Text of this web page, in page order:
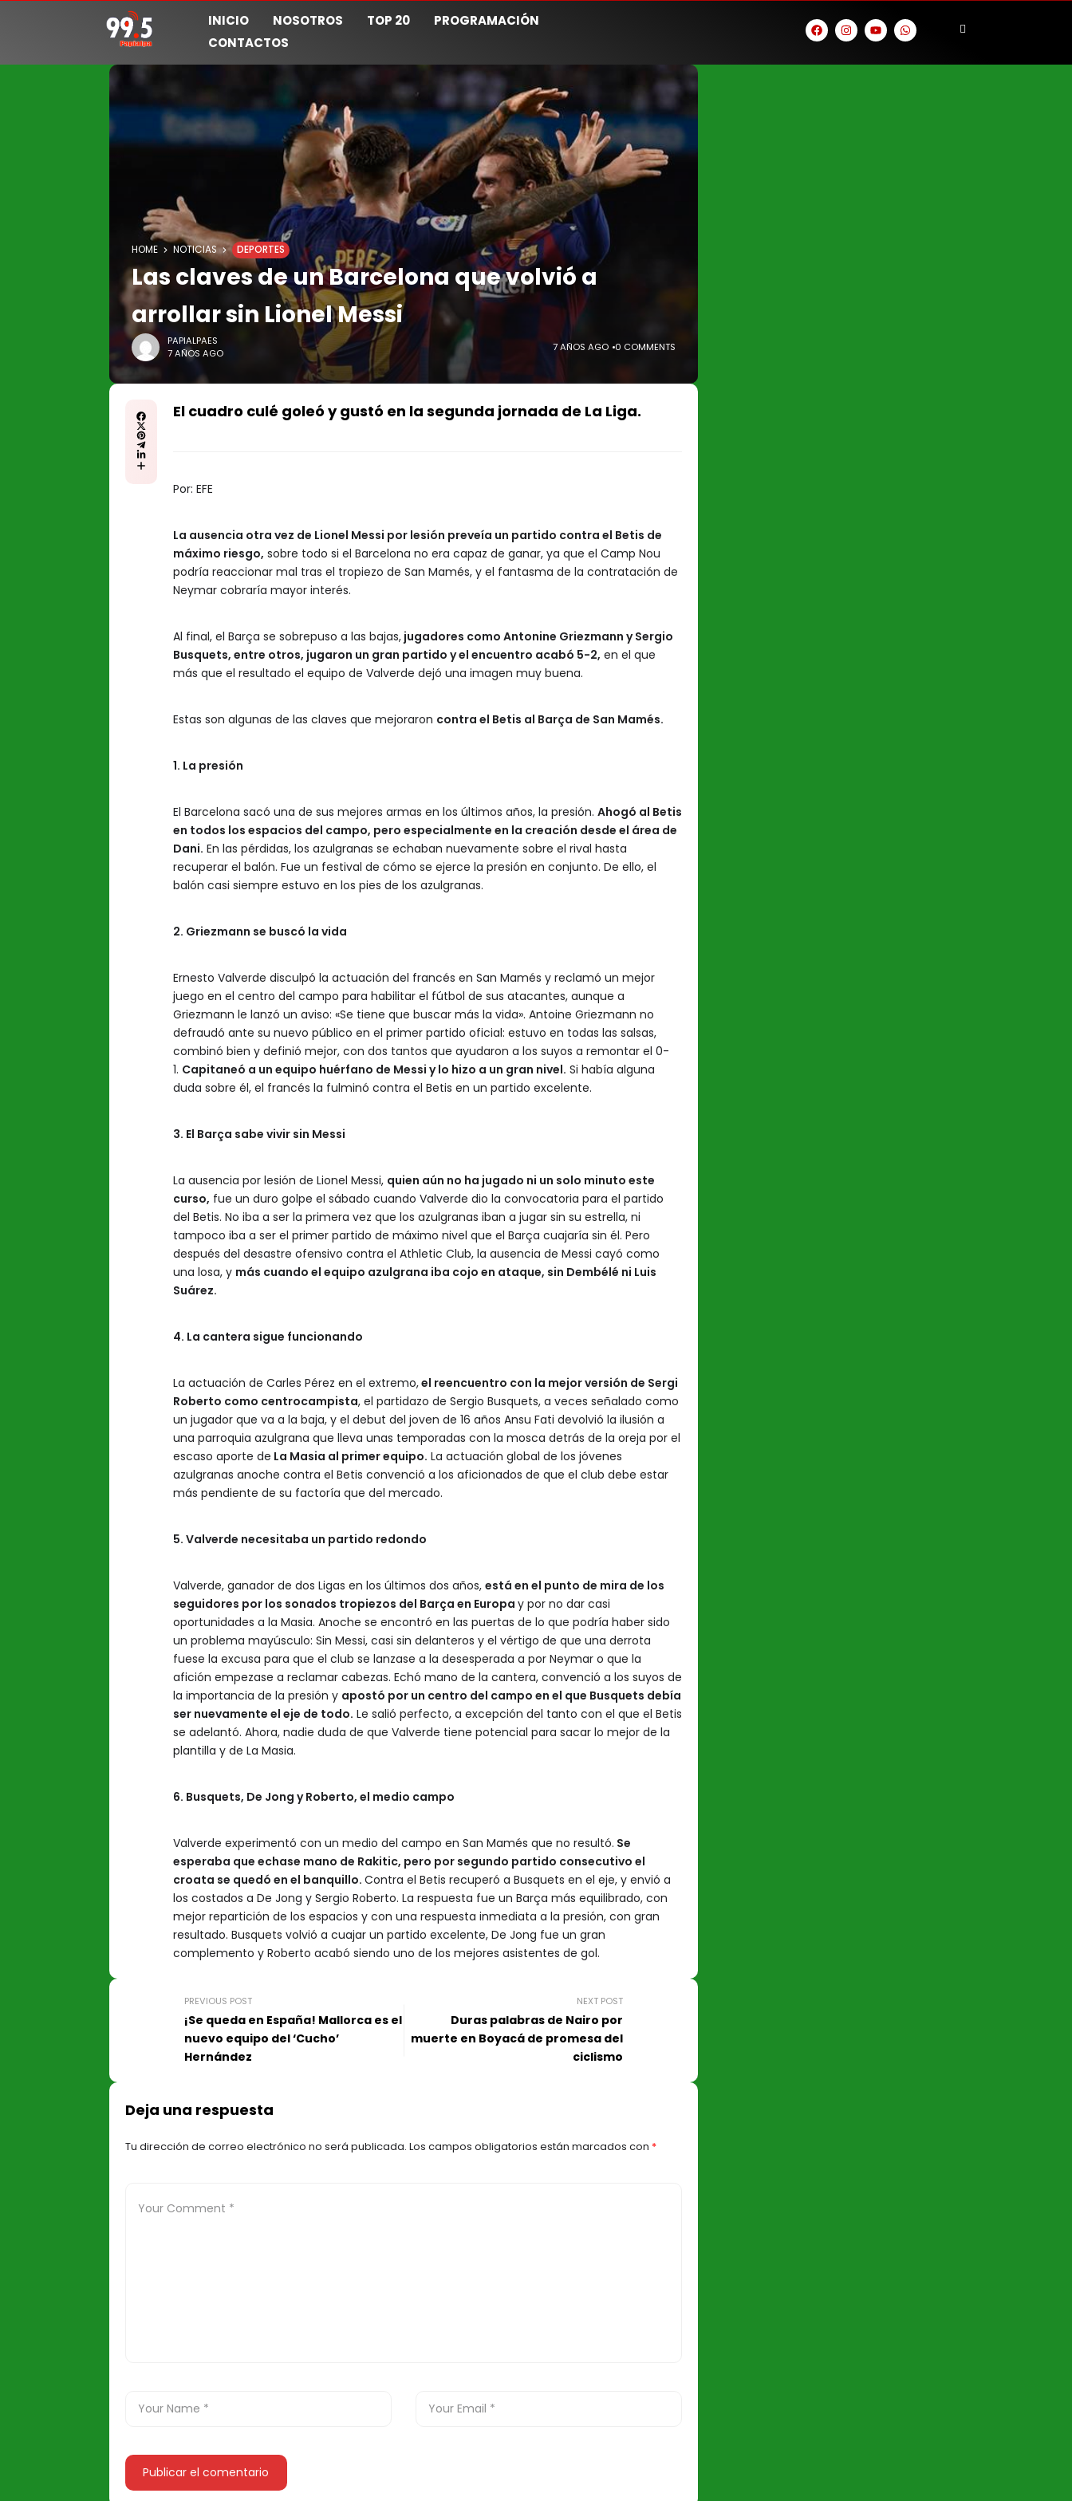
INICIO NOSOTROS TOP 20
PROGRAMACIÓN
CONTACTOS
HOME NOTICIAS DEPORTES
Las claves de un Barcelona que volvió a
arrollar sin Lionel Messi
PAPIALPAES
7 AÑOS AGO
7 AÑOS AGO 0 COMMENTS
El cuadro culé goleó y gustó en la segunda jornada de La Liga.
Por: EFE
La ausencia otra vez de Lionel Messi por lesión preveía un partido contra el Betis de
máximo riesgo, sobre todo si el Barcelona no era capaz de ganar, ya que el Camp Nou
podría reaccionar mal tras el tropiezo de San Mamés, y el fantasma de la contratación de
Neymar cobraría mayor interés.
Al final, el Barça se sobrepuso a las bajas, jugadores como Antonine Griezmann y Sergio
Busquets, entre otros, jugaron un gran partido y el encuentro acabó 5-2, en el que
más que el resultado el equipo de Valverde dejó una imagen muy buena.
Estas son algunas de las claves que mejoraron contra el Betis al Barça de San Mamés.
1. La presión
El Barcelona sacó una de sus mejores armas en los últimos años, la presión. Ahogó al Betis
en todos los espacios del campo, pero especialmente en la creación desde el área de
Dani. En las pérdidas, los azulgranas se echaban nuevamente sobre el rival hasta
recuperar el balón. Fue un festival de cómo se ejerce la presión en conjunto. De ello, el
balón casi siempre estuvo en los pies de los azulgranas.
2. Griezmann se buscó la vida
Ernesto Valverde disculpó la actuación del francés en San Mamés y reclamó un mejor
juego en el centro del campo para habilitar el fútbol de sus atacantes, aunque a
Griezmann le lanzó un aviso: «Se tiene que buscar más la vida». Antoine Griezmann no
defraudó ante su nuevo público en el primer partido oficial: estuvo en todas las salsas,
combinó bien y definió mejor, con dos tantos que ayudaron a los suyos a remontar el 0-
1. Capitaneó a un equipo huérfano de Messi y lo hizo a un gran nivel. Si había alguna
duda sobre él, el francés la fulminó contra el Betis en un partido excelente.
3. El Barça sabe vivir sin Messi
La ausencia por lesión de Lionel Messi, quien aún no ha jugado ni un solo minuto este
curso, fue un duro golpe el sábado cuando Valverde dio la convocatoria para el partido
del Betis. No iba a ser la primera vez que los azulgranas iban a jugar sin su estrella, ni
tampoco iba a ser el primer partido de máximo nivel que el Barça cuajaría sin él. Pero
después del desastre ofensivo contra el Athletic Club, la ausencia de Messi cayó como
una losa, y más cuando el equipo azulgrana iba cojo en ataque, sin Dembélé ni Luis
Suárez.
4. La cantera sigue funcionando
La actuación de Carles Pérez en el extremo,el reencuentro con la mejor versión de Sergi
Roberto como centrocampista, el partidazo de Sergio Busquets, a veces señalado como
un jugador que va a la baja, y el debut del joven de 16 años Ansu Fati devolvió la ilusión a
una parroquia azulgrana que lleva unas temporadas con la mosca detrás de la oreja por el
escaso aporte de La Masia al primer equipo. La actuación global de los jóvenes
azulgranas anoche contra el Betis convenció a los aficionados de que el club debe estar
más pendiente de su factoría que del mercado.
5. Valverde necesitaba un partido redondo
Valverde, ganador de dos Ligas en los últimos dos años, está en el punto de mira de los
seguidores por los sonados tropiezos del Barça en Europa y por no dar casi
oportunidades a la Masia. Anoche se encontró en las puertas de lo que podría haber sido
un problema mayúsculo: Sin Messi, casi sin delanteros y el vértigo de que una derrota
fuese la excusa para que el club se lanzase a la desesperada a por Neymar o que la
afición empezase a reclamar cabezas. Echó mano de la cantera, convenció a los suyos de
la importancia de la presión y apostó por un centro del campo en el que Busquets debía
ser nuevamente el eje de todo. Le salió perfecto, a excepción del tanto con el que el Betis
se adelantó. Ahora, nadie duda de que Valverde tiene potencial para sacar lo mejor de la
plantilla y de La Masia.
6. Busquets, De Jong y Roberto, el medio campo
Valverde experimentó con un medio del campo en San Mamés que no resultó. Se
esperaba que echase mano de Rakitic, pero por segundo partido consecutivo el
croata se quedó en el banquillo. Contra el Betis recuperó a Busquets en el eje, y envió a
los costados a De Jong y Sergio Roberto. La respuesta fue un Barça más equilibrado, con
mejor repartición de los espacios y con una respuesta inmediata a la presión, con gran
resultado. Busquets volvió a cuajar un partido excelente, De Jong fue un gran
complemento y Roberto acabó siendo uno de los mejores asistentes de gol.
PREVIOUS POST
¡Se queda en España! Mallorca es el
nuevo equipo del ‘Cucho’
Hernández
NEXT POST
Duras palabras de Nairo por
muerte en Boyacá de promesa del
ciclismo
Deja una respuesta
Tu dirección de correo electrónico no será publicada. Los campos obligatorios están marcados con *